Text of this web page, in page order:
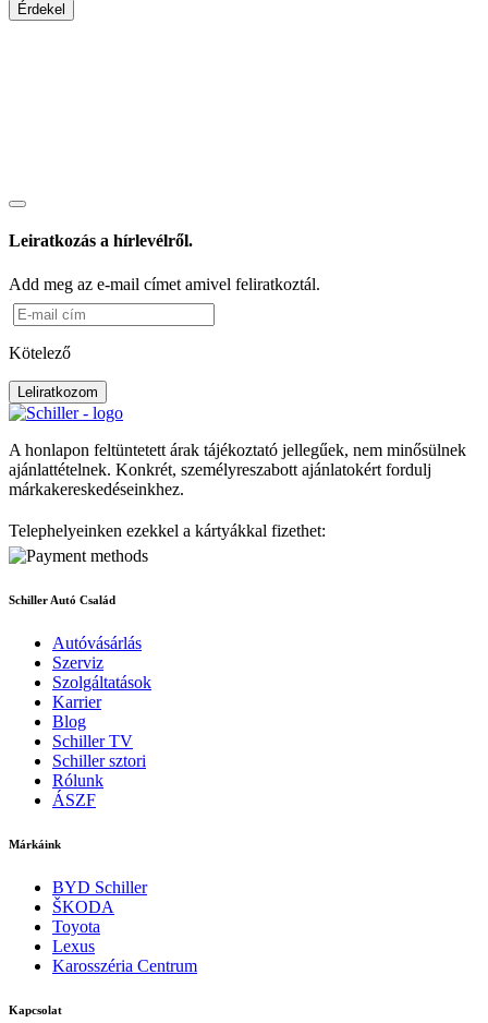
Érdekel
Leiratkozás a hírlevélről.
Add meg az e-mail címet amivel feliratkoztál.
Kötelező
Leliratkozom
A honlapon feltüntetett árak tájékoztató jellegűek, nem minősülnek
ajánlattételnek. Konkrét, személyreszabott ajánlatokért fordulj
márkakereskedéseinkhez.
Telephelyeinken ezekkel a kártyákkal fizethet:
Schiller Autó Család
Autóvásárlás
Szerviz
Szolgáltatások
Karrier
Blog
Schiller TV
Schiller sztori
Rólunk
ÁSZF
Márkáink
BYD Schiller
ŠKODA
Toyota
Lexus
Karosszéria Centrum
Kapcsolat